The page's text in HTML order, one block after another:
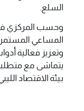
السلع.
وحسب المركزي
المساعي
وتعزيز فعالية
يتماشى مع
بيئة الاقتصاد